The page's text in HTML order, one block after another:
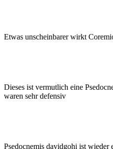
Etwas unscheinbarer wirkt
Dieses ist vermutlich eine
waren sehr defensiv
Psedocnemis davidgohi ist